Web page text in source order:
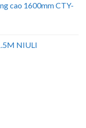
cao 1600mm CTY-
NIULI